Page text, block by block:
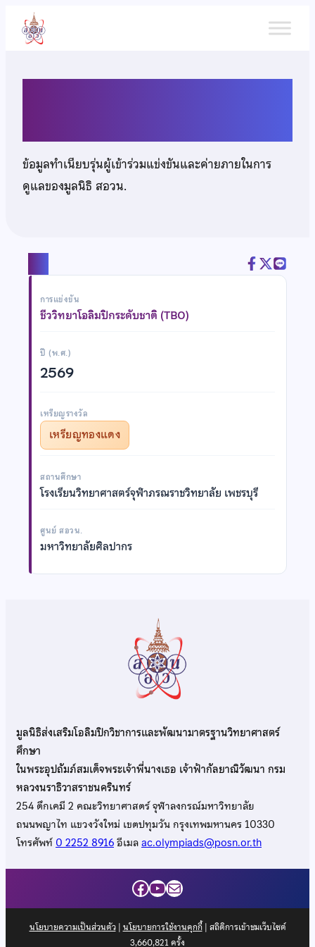
เนื้อหา
ข้อมูลทำเนียบรุ่นผู้เข้าร่วมแข่งขันและค่ายภายในการ
ดูแลของมูลนิธิ สอวน.
การแข่งขัน
ชีววิทยาโอลิมปิกระดับชาติ (TBO)
ปี (พ.ศ.)
2569
เหรียญรางวัล
เหรียญทองแดง
สถานศึกษา
โรงเรียนวิทยาศาสตร์จุฬาภรณราชวิทยาลัย เพชรบุรี
ศูนย์ สอวน.
มหาวิทยาลัยศิลปากร
มูลนิธิส่งเสริมโอลิมปิกวิชาการและพัฒนามาตรฐานวิทยาศาสตร์
ศึกษา
ในพระอุปถัมภ์สมเด็จพระเจ้าพี่นางเธอ เจ้าฟ้ากัลยาณิวัฒนา กรม
หลวงนราธิวาสราชนครินทร์
254 ตึกเคมี 2 คณะวิทยาศาสตร์ จุฬาลงกรณ์มหาวิทยาลัย
ถนนพญาไท แขวงวังใหม่ เขตปทุมวัน กรุงเทพมหานคร 10330
โทรศัพท์0 2252 8916อีเมลac.olympiads@posn.or.th
Facebook
YouTube
Mail
นโยบายความเป็นส่วนตัว| นโยบายการใช้งานคุกกี้| สถิติการเข้าชมเว็บไซต์
3,660,821ครั้ง